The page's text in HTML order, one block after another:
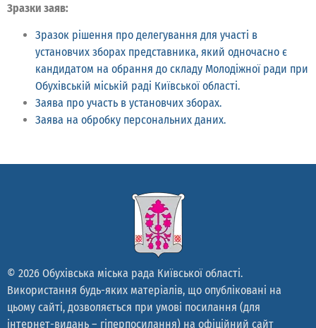
Зразки заяв:
Зразок рішення про делегування для участі в
установчих зборах представника, який одночасно є
кандидатом на обрання до складу Молодіжної ради при
Обухівській міській раді Київської області.
Заява про участь в установчих зборах.
Заява на обробку персональних даних.
© 2026 Обухівська міська рада Київської області.
Використання будь-яких матеріалів, що опубліковані на
цьому сайті, дозволяється при умові посилання (для
інтернет-видань – гіперпосилання) на офіційний сайт